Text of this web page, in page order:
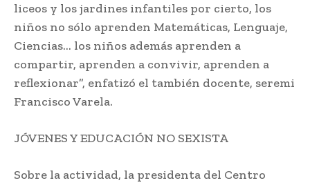
liceos y los jardines infantiles por cierto, los
niños no sólo aprenden Matemáticas, Lenguaje,
Ciencias… los niños además aprenden a
compartir, aprenden a convivir, aprenden a
reflexionar”, enfatizó el también docente, seremi
Francisco Varela.
JÓVENES Y EDUCACIÓN NO SEXISTA
Sobre la actividad, la presidenta del Centro